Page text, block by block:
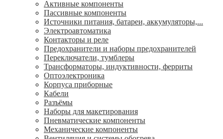
Активные компоненты
Пассивные компоненты
Источники питания, батареи, аккумуляторы,...
Электроавтоматика
Контакторы и реле
Предохранители и наборы предохранителей
Переключатели, тумблеры
Трансформаторы, индуктивности, ферриты
Oптоэлектроника
Корпуса приборные
Кабели
Разъёмы
Наборы для макетирования
Пневматические компоненты
Механические компоненты